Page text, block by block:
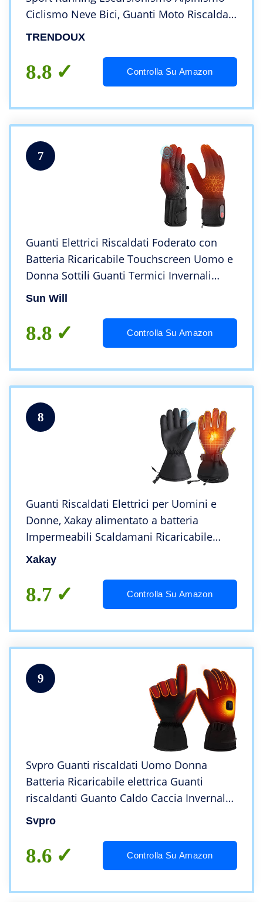
Ciclismo Neve Bici, Guanti Moto Riscaldati
Donna Sottili, Guanti Touch Screen Donna
TRENDOUX
8.8 Controlla Su Amazon
7
Guanti Elettrici Riscaldati Foderato con
Batteria Ricaricabile Touchscreen Uomo e
Donna Sottili Guanti Termici Invernali
Scaldamani Per Ciclismo Sci Caccia Pesca
Sun Will
8.8 Controlla Su Amazon
8
Guanti Riscaldati Elettrici per Uomini e
Donne, Xakay alimentato a batteria
Impermeabili Scaldamani Ricaricabile
Guanti Termici Invernali Scaldamani per
Sci Bici Caccia Ciclismo Pesca Trekking (L)
Xakay
8.7 Controlla Su Amazon
9
Svpro Guanti riscaldati Uomo Donna
Batteria Ricaricabile elettrica Guanti
riscaldanti Guanto Caldo Caccia Invernale
Pesce Ciclo Moto Drive Camp Sci
Escursione Moto Scaldamani Termico (XL)
Svpro
8.6 Controlla Su Amazon